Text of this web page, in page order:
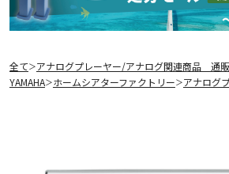
全て＞アナログプレーヤー/アナログ関連商品 通販
YAMAHA＞ホームシアターファクトリー＞アナログ